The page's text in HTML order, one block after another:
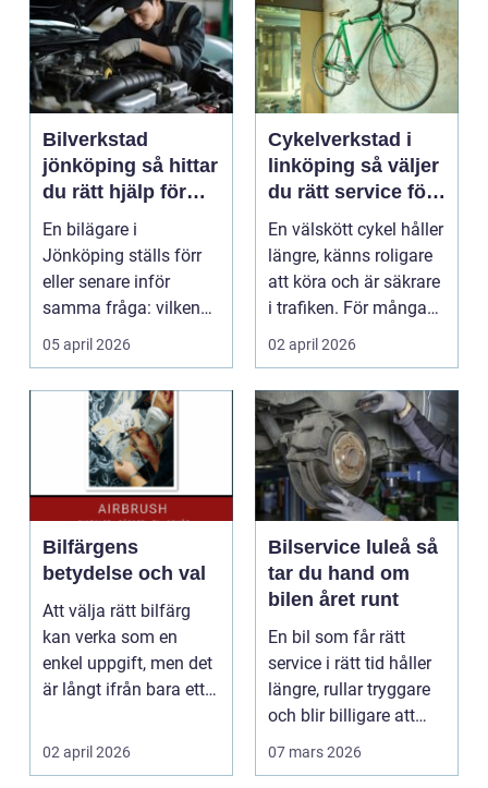
Bilverkstad
jönköping så hittar
du rätt hjälp för
bilen
En bilägare i
Jönköping ställs förr
eller senare inför
samma fråga: vilken
verkstad tar bäst hand
om...
05 april 2026
Cykelverkstad i
linköping så väljer
du rätt service för
din cykel
En välskött cykel håller
längre, känns roligare
att köra och är säkrare
i trafiken. För många
som cy...
02 april 2026
Bilfärgens
betydelse och val
Att välja rätt bilfärg
kan verka som en
enkel uppgift, men det
är långt ifrån bara ett
02 april 2026
Bilservice luleå så
tar du hand om
bilen året runt
En bil som får rätt
service i rätt tid håller
längre, rullar tryggare
och blir billigare att
äga. I ...
07 mars 2026